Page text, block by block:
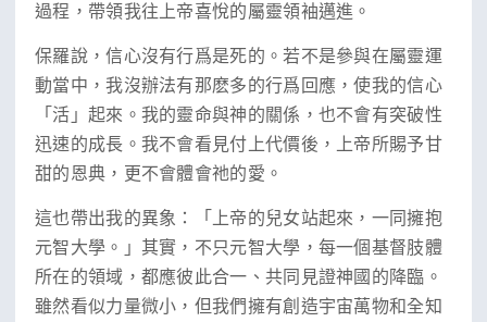
過程，帶領我往上帝喜悅的屬靈領袖邁進。
保羅說，信心沒有行爲是死的。若不是參與在屬靈運
動當中，我沒辦法有那麽多的行爲回應，使我的信心
「活」起來。我的靈命與神的關係，也不會有突破性
迅速的成長。我不會看見付上代價後，上帝所賜予甘
甜的恩典，更不會體會祂的愛。
這也帶出我的異象：「上帝的兒女站起來，一同擁抱
元智大學。」其實，不只元智大學，每一個基督肢體
所在的領域，都應彼此合一、共同見證神國的降臨。
雖然看似力量微小，但我們擁有創造宇宙萬物和全知